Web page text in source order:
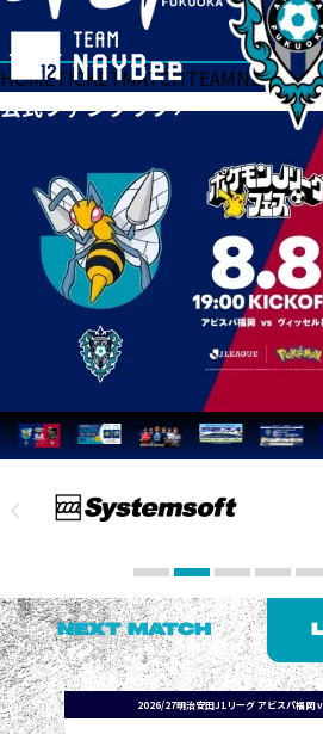
HOMETICKETMATCHTEAMNEWS
NEXT MATCH
2026/27明治安田J1リーグ アビスパ福岡